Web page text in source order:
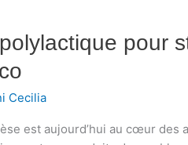
pour
Cecilia
est aujourd’hui au cœur des